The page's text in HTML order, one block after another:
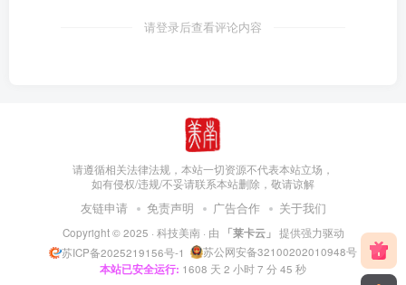
请登录后查看评论内容
请遵循相关法律法规，本站一切资源不代表本站立场，
如有侵权/违规/不妥请联系本站删除，敬请谅解
友链申请 免责声明 广告合作 关于我们
Copyright © 2025 · 科技美南 · 由 「莱卡云」 提供强力驱动
苏ICP备2025219156号-1
苏公网安备32100202010948号
本站已安全运行: 1608 天 2 小时7 分 45 秒